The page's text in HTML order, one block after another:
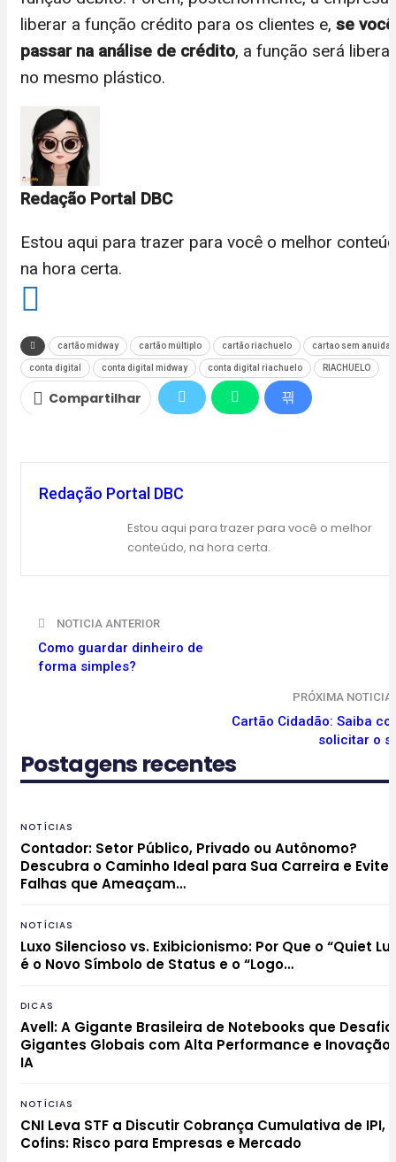
liberar a função crédito para os clientes e, se você
passar na análise de crédito, a função será
no mesmo plástico.
Redação Portal DBC
Estou aqui para trazer para você o melhor
na hora certa.
cartão midway cartão múltiplo cartão riachuelo cartao sem
conta digital conta digital midway conta digital riachuelo RIACHUELO
Compartilhar
Redação Portal DBC
Estou aqui para trazer para você o melhor
conteúdo, na hora certa.
NOTICIA ANTERIOR
Como guardar dinheiro de
forma simples?
PRÓXIMA NOTICIA
Cartão Cidadão: Saiba
solicitar o
Postagens recentes
NOTÍCIAS
Contador: Setor Público, Privado ou Autônomo?
Descubra o Caminho Ideal para Sua Carreira e Evite
Falhas que Ameaçam…
NOTÍCIAS
Luxo Silencioso vs. Exibicionismo: Por Que o “Quiet
é o Novo Símbolo de Status e o “Logo…
DICAS
Avell: A Gigante Brasileira de Notebooks que Desafia
Gigantes Globais com Alta Performance e Inovação
IA
NOTÍCIAS
CNI Leva STF a Discutir Cobrança Cumulativa de IPI,
Cofins: Risco para Empresas e Mercado